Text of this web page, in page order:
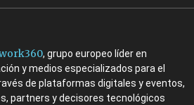
, grupo europeo líder en
y medios especializados para el
de plataformas digitales y eventos,
partners y decisores tecnológicos